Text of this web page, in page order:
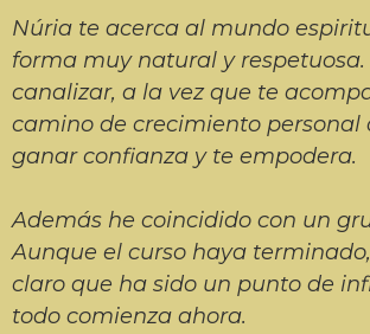
Núria te acerca al mundo
forma muy natural y respetuosa.
canalizar, a la vez que te
camino de crecimiento personal
ganar confianza y te empodera.
Además he coincidido con un
Aunque el curso haya
claro que ha sido un punto de
todo comienza ahora.